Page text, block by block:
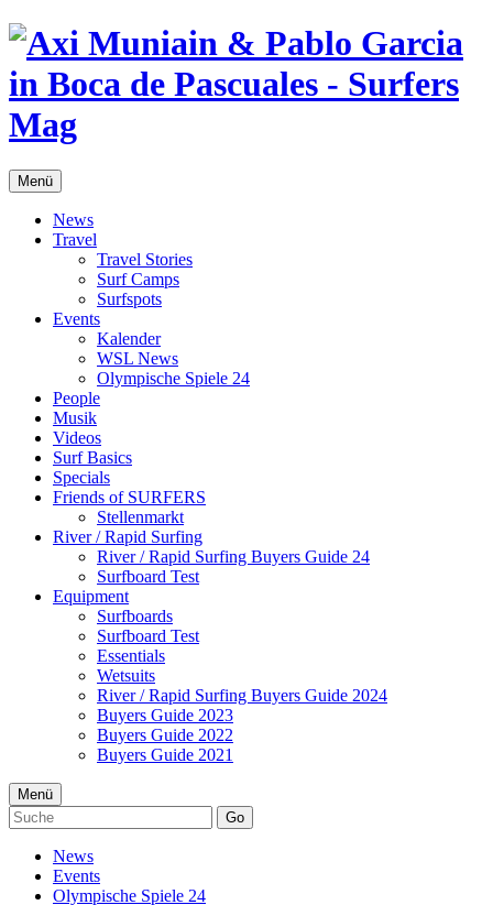
Menü
News
Travel
Travel Stories
Surf Camps
Surfspots
Events
Kalender
WSL News
Olympische Spiele 24
People
Musik
Videos
Surf Basics
Specials
Friends of SURFERS
Stellenmarkt
River / Rapid Surfing
River / Rapid Surfing Buyers Guide 24
Surfboard Test
Equipment
Surfboards
Surfboard Test
Essentials
Wetsuits
River / Rapid Surfing Buyers Guide 2024
Buyers Guide 2023
Buyers Guide 2022
Buyers Guide 2021
Menü
Go
News
Events
Olympische Spiele 24